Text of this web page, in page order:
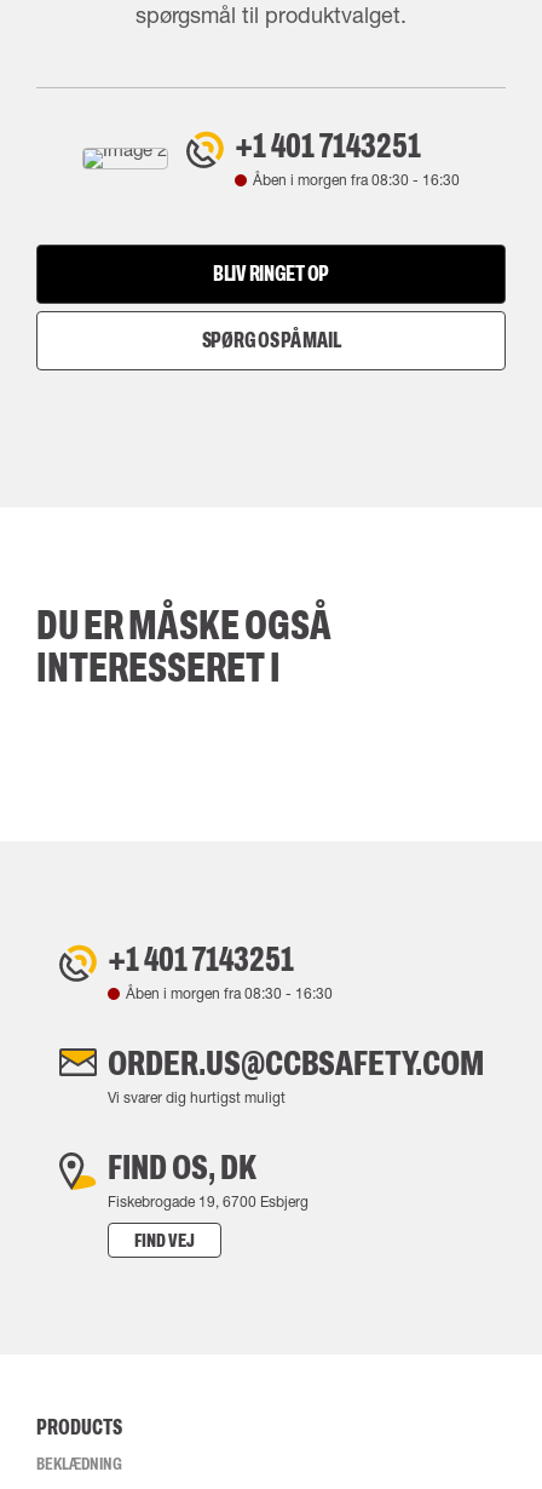
spørgsmål til produktvalget.
+1 401 7143251
Åben i morgen fra08:30 - 16:30
BLIV RINGET OP
SPØRG OS PÅ MAIL
DU ER MÅSKE OGSÅ
INTERESSERET I
+1 401 7143251
Åben i morgen fra08:30- 16:30
ORDER.US@CCBSAFETY.COM
Vi svarer dig hurtigst muligt
FIND OS, DK
Fiskebrogade 19, 6700 Esbjerg
FIND VEJ
PRODUCTS
BEKLÆDNING